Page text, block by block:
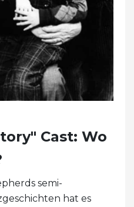
Cast: Wo
semi-
hat es